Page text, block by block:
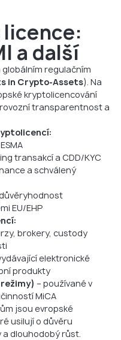
a další
regulačním
in Crypto-Assets). Na
kryptolicencování
transparentnost a
transakcí a CDD/KYC
a schválený
EU/EHP
brokery, custody
elektronické
produkty
– používané v
MiCA
jsou evropské
usilují o důvěru
dlouhodobý růst.